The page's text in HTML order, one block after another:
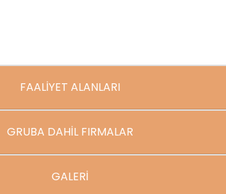
FAALİYET ALANLARI
GRUBA DAHİL FIRMALAR
GALERİ